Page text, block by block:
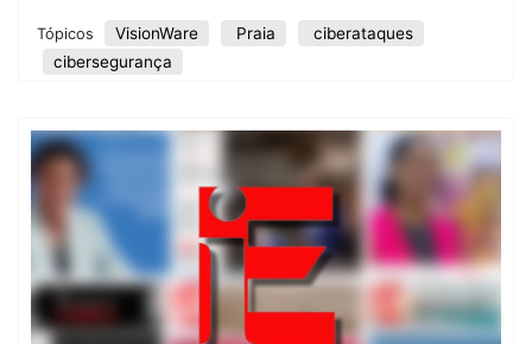
Tópicos VisionWare Praia
ciberataques
cibersegurança